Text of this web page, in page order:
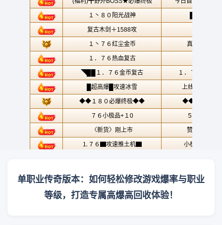
单职业传奇版本：如何轻松修改游戏爆率与职业
等级，打造专属高爆高回收体验！